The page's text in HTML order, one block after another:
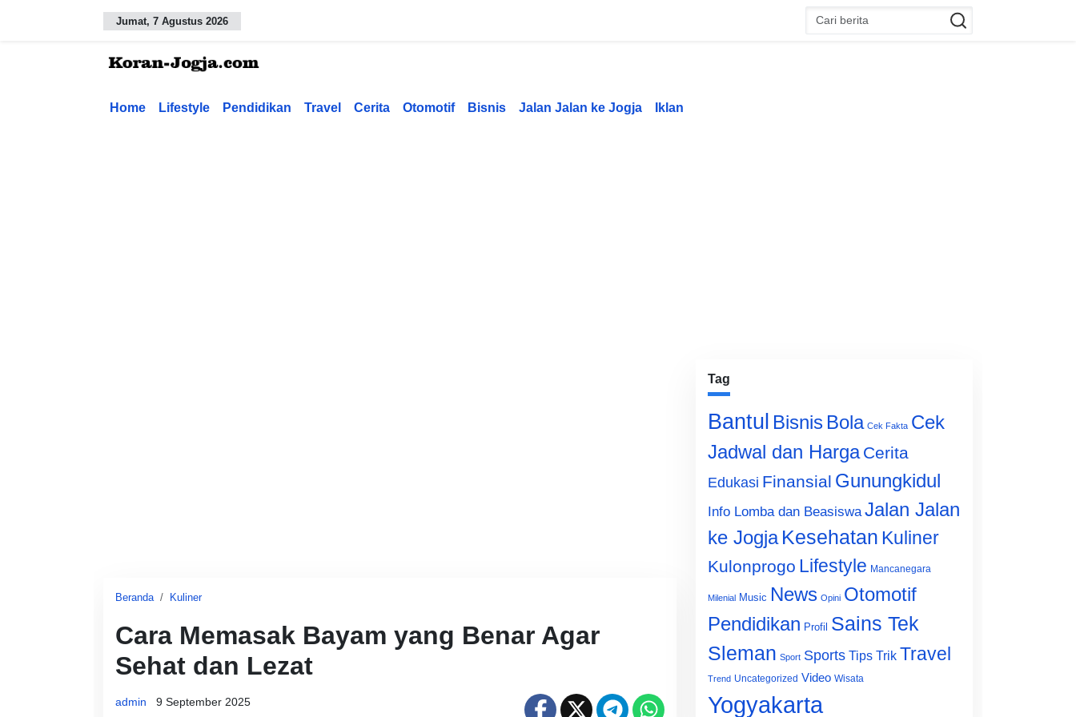
Jumat, 7 Agustus 2026
Home Lifestyle Pendidikan Travel Cerita Otomotif Bisnis Jalan Jalan ke Jogja Iklan
Beranda Kuliner
Cara Memasak Bayam yang Benar Agar
Sehat dan Lezat
admin 9 September 2025
Tag
Bantul Bisnis Bola Cek Fakta Cek
Jadwal dan Harga Cerita
Edukasi Finansial Gunungkidul
Info Lomba dan Beasiswa Jalan Jalan
ke Jogja Kesehatan Kuliner
Kulonprogo Lifestyle Mancanegara
Milenial Music News Opini Otomotif
Pendidikan Profil Sains Tek
Sleman Sport Sports Tips Trik Travel
Trend Uncategorized Video Wisata
Yogyakarta